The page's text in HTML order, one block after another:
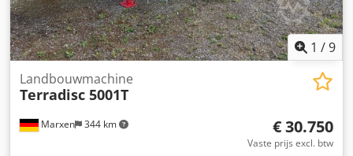
1 /9
Marxen 344 km
Landbouwmachine
Terradisc 5001T
€ 30.750
Vaste prijs excl. btw